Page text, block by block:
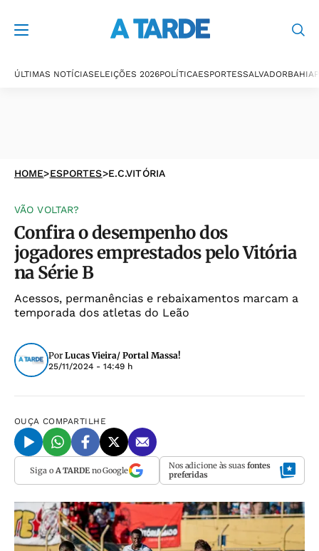
ÚLTIMAS NOTÍCIASELEIÇÕES 2026POLÍTICAESPORTESSALVADORBAHIA
HOME>ESPORTES>E.C.VITÓRIA
VÃO VOLTAR?
Confira o desempenho dos
jogadores emprestados pelo Vitória
na Série B
Acessos, permanências e rebaixamentos marcam a
temporada dos atletas do Leão
Por Lucas Vieira/ Portal Massa!
25/11/2024 - 14:49 h
OUÇA COMPARTILHE
Siga o A TARDEno Google Nos adicione às suas fontes
preferidas